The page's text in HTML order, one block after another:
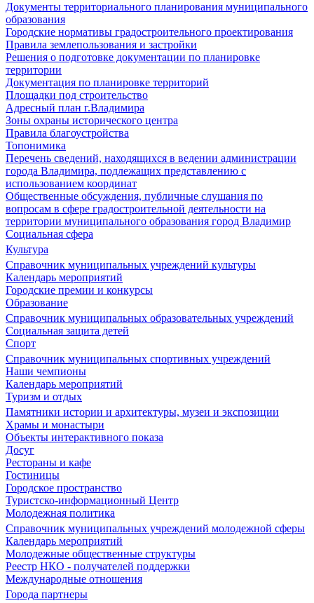
Документы территориального планирования муниципального
образования
Городские нормативы градостроительного проектирования
Правила землепользования и застройки
Решения о подготовке документации по планировке
территории
Документация по планировке территорий
Площадки под строительство
Адресный план г.Владимира
Зоны охраны исторического центра
Правила благоустройства
Топонимика
Перечень сведений, находящихся в ведении администрации
города Владимира, подлежащих представлению с
использованием координат
Общественные обсуждения, публичные слушания по
вопросам в сфере градостроительной деятельности на
территории муниципального образования город Владимир
Социальная сфера
Культура
Справочник муниципальных учреждений культуры
Календарь мероприятий
Городские премии и конкурсы
Образование
Справочник муниципальных образовательных учреждений
Социальная защита детей
Спорт
Справочник муниципальных спортивных учреждений
Наши чемпионы
Календарь мероприятий
Туризм и отдых
Памятники истории и архитектуры, музеи и экспозиции
Храмы и монастыри
Объекты интерактивного показа
Досуг
Рестораны и кафе
Гостиницы
Городское пространство
Туристско-информационный Центр
Молодежная политика
Справочник муниципальных учреждений молодежной сферы
Календарь мероприятий
Молодежные общественные структуры
Реестр НКО - получателей поддержки
Международные отношения
Города партнеры